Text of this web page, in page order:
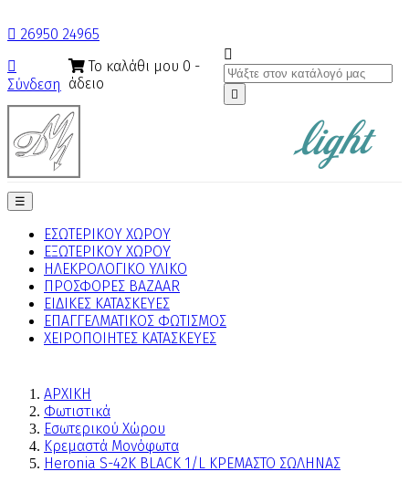
 26950 24965

Σύνδεση
Το καλάθι μου 0 -
άδειο


Toggle
navigation
☰
ΕΣΩΤΕΡΙΚΟΥ ΧΩΡΟΥ
ΕΞΩΤΕΡΙΚΟΥ ΧΩΡΟΥ
ΗΛΕΚΡΟΛΟΓΙΚΟ ΥΛΙΚΟ
ΠΡΟΣΦΟΡΕΣ BAZAAR
ΕΙΔΙΚΕΣ ΚΑΤΑΣΚΕΥΕΣ
ΕΠΑΓΓΕΛΜΑΤΙΚΟΣ ΦΩΤΙΣΜΟΣ
ΧΕΙΡΟΠΟΙΗΤΕΣ ΚΑΤΑΣΚΕΥΕΣ
ΑΡΧΙΚΗ
Φωτιστικά
Εσωτερικού Χώρου
Κρεμαστά Μονόφωτα
Heronia S-42Κ BLACK 1/L ΚΡΕΜΑΣΤΟ ΣΩΛΗΝΑΣ